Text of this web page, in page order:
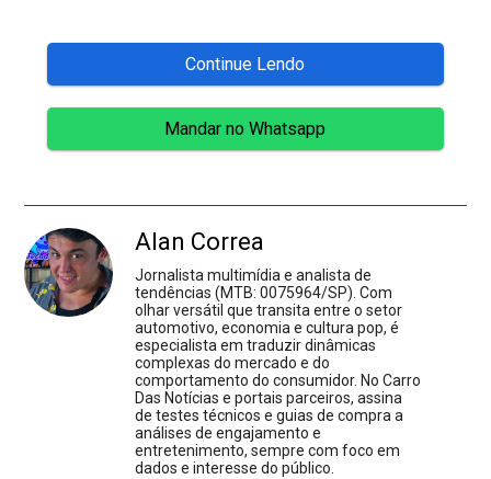
Continue Lendo
Mandar no Whatsapp
Alan Correa
Jornalista multimídia e analista de
tendências (MTB: 0075964/SP). Com
olhar versátil que transita entre o setor
automotivo, economia e cultura pop, é
especialista em traduzir dinâmicas
complexas do mercado e do
comportamento do consumidor. No Carro
Das Notícias e portais parceiros, assina
de testes técnicos e guias de compra a
análises de engajamento e
entretenimento, sempre com foco em
dados e interesse do público.